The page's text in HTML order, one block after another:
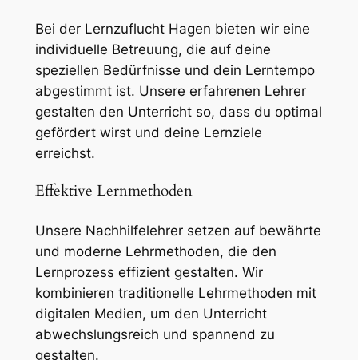
Bei der Lernzuflucht Hagen bieten wir eine
individuelle Betreuung, die auf deine
speziellen Bedürfnisse und dein Lerntempo
abgestimmt ist. Unsere erfahrenen Lehrer
gestalten den Unterricht so, dass du optimal
gefördert wirst und deine Lernziele
erreichst.
Effektive Lernmethoden
Unsere Nachhilfelehrer setzen auf bewährte
und moderne Lehrmethoden, die den
Lernprozess effizient gestalten. Wir
kombinieren traditionelle Lehrmethoden mit
digitalen Medien, um den Unterricht
abwechslungsreich und spannend zu
gestalten.